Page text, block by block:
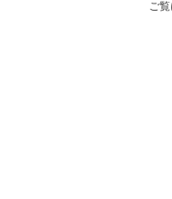
ご